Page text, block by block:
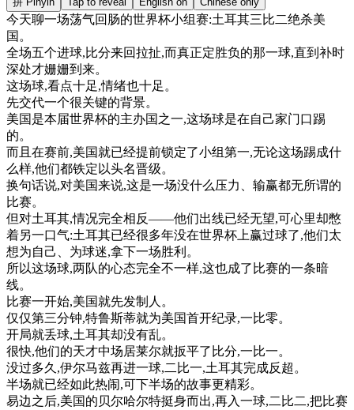
今天聊一场荡气回 肠的世界杯小组赛:土耳其三比二绝杀美
国。
全场五个进球,比分来回拉扯,而真正定胜负的那一球,直到 补时
深处才姗姗到来。
这场球,看点十足,情绪也十足。
先交代一个很关键的背景。
美国是本届世界杯的主办国之一,这场球是在自己家门口踢
的。
而且 在赛前,美国就已经提前锁定了小组第一,无论这场踢成什
么样,他们都铁定以头名晋级。
换句话说,对美国来说,这是一场没什么压力 、 输赢都无所谓的
比赛。
但对土耳其,情况完全相反——他们出线已经无望,可心里却憋
着另一口气:土耳其已经很多年没在世界杯上赢过球了,他们太
想为自己 、 为球迷,拿下一场胜利 。
所以这场球,两队的心态完全不一样,这也成了 比赛的一条暗
线。
比赛一开始,美国就先发制 人。
仅仅第三分钟,特鲁斯蒂就为美国首开纪录,一比零。
开局就丢球,土耳其却没有乱。
很快,他们的天才中场居莱尔就扳平了 比分,一比一。
没过多久,伊尔马兹再进一球,二比一,土耳其完成反 超。
半场就已经如此热闹,可下半场的故事更精彩。
易边之后,美国的贝尔哈尔特挺身而出,再入一球,二比二,把比赛